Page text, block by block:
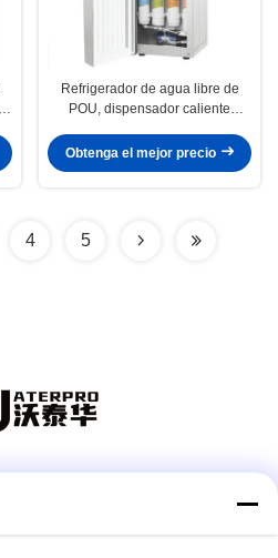
Refrigerador de agua libre de
POU, dispensador caliente
ósmosis reversa
Obtenga el mejor precio
4 5